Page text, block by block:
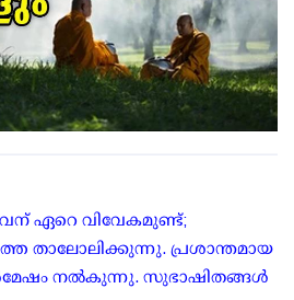
ഏറെ വിവേകമുണ്ട്;
താലോലിക്കുന്നു. പ്രശാന്തമായ
നൽകുന്നു. സുഭാഷിതങ്ങൾ